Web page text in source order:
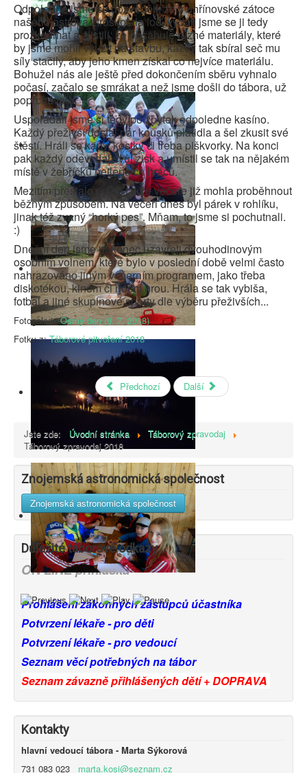
Odpoledne jsme se dozvěděli, že v uhřínovské zátoce
našeho ostrova ztroskotala loď, vydali jsme se ji tedy
prozkoumat a zjistili, že obsahuje různé materiály, které
by jsme mohli využít na stavbu, každý tak sbíral seč mu
síly stačily, aby jeho kmen získal co nejvíce materiálu.
Bohužel nás ale ještě před dokončením sběru vyhnalo
počasí, začalo se smrákat a než jsme došli do tábora, už
poprchávalo.
Uspořádali jsme si tedy po zbytek odpoledne kasíno.
Každý přeživší dostal pár kousků platidla a šel zkusit své
štěstí. Hráli se karty, kostky či třeba piškvorky. Na konci
pak každý odevzdal svůj zisk a umístil se tak na nějakém
místě v žebříčku nejlepších hráčů.
Mezitím přestalo pršet, takže večeře již mohla proběhnout
běžným způsobem. Na večeři dnes byl párek v rohlíku,
jinak též zvaný “horký pes”. Mňam, to jsme si pochutnali.
:)
Dnešní den jsme nakonec uzavřeli dvouhodinovým
osobním volnem, které bylo v poslední době velmi často
nahrazováno jiným večerním programem, jako třeba
diskotékou, kinem či noční hrou. Hrála se tak vybiša,
fotbal a jiné skupinové sporty dle výběru přeživších...
FotogalerieOsmý den (9. 7. 2018)
Fotky z:Táborové pitvoření 2018
Předchozí Další
Jste zde: Úvodní stránka
Táborový zpravodaj
Táborový zpravodaj 2018
Znojemská astronomická společnost
Znojemská astronomická společnost
Důležité táborové odkazy
ON LINE přihláška
Prohlášení zákonných zástupců účastníka
Potvrzení lékaře - pro děti
Potvrzení lékaře - pro vedoucí
Seznam věcí potřebných na tábor
Seznam závazně přihlášených dětí + DOPRAVA
Kontakty
hlavní vedoucí tábora - Marta Sýkorová
731 083 023
marta.kosi@seznam.cz